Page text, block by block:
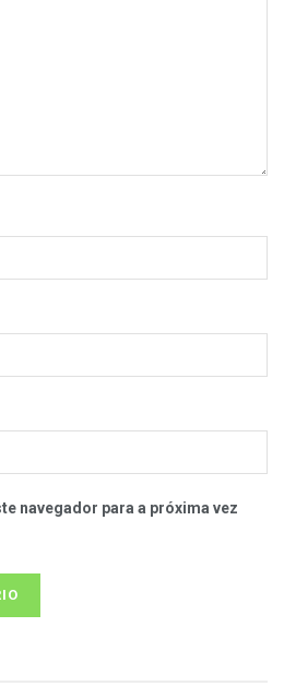
navegador para a próxima vez